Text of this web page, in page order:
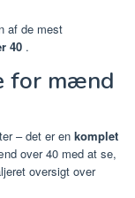
af ​​de mest
40 .
for mænd
– det er en komplet
over 40 med at se,
oversigt over